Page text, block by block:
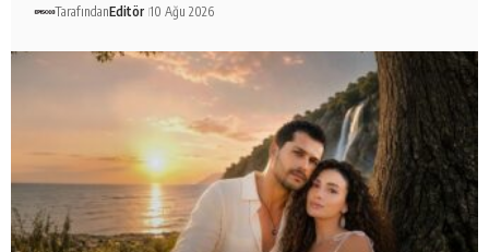
TarafındanEditör 10 Ağu 2026